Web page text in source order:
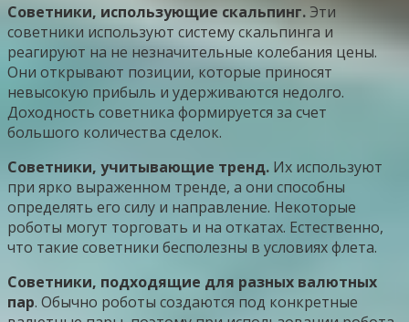
Советники, использующие скальпинг. Эти
советники используют систему скальпинга и
реагируют на не незначительные колебания цены.
Они открывают позиции, которые приносят
невысокую прибыль и удерживаются недолго.
Доходность советника формируется за счет
большого количества сделок.
Советники, учитывающие тренд. Их используют
при ярко выраженном тренде, а они способны
определять его силу и направление. Некоторые
роботы могут торговать и на откатах. Естественно,
что такие советники бесполезны в условиях флета.
Советники, подходящие для разных валютных
пар. Обычно роботы создаются под конкретные